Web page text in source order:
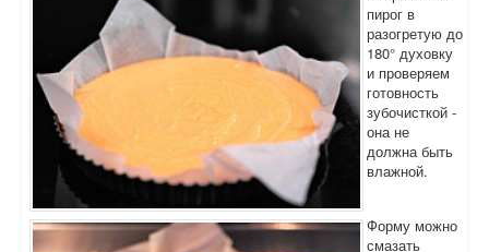
пирог в
разогретую до
180° духовку
и проверяем
готовность
зубочисткой -
она не
должна быть
влажной.
Форму можно
смазать